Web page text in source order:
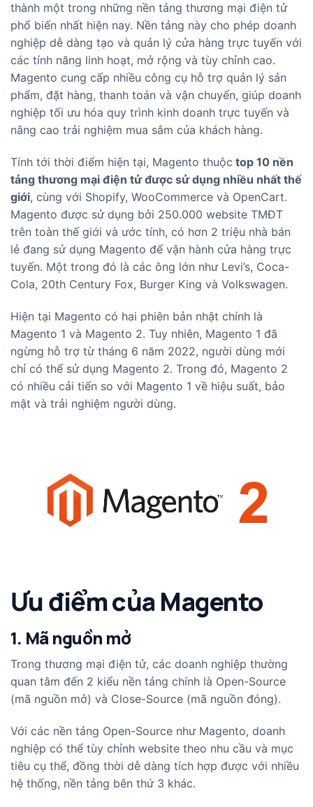
thành một trong những nền tảng thương mại điện tử
phổ biến nhất hiện nay. Nền tảng này cho phép doanh
nghiệp dễ dàng tạo và quản lý cửa hàng trực tuyến với
các tính năng linh hoạt, mở rộng và tùy chỉnh cao.
Magento cung cấp nhiều công cụ hỗ trợ quản lý sản
phẩm, đặt hàng, thanh toán và vận chuyển, giúp doanh
nghiệp tối ưu hóa quy trình kinh doanh trực tuyến và
nâng cao trải nghiệm mua sắm của khách hàng.
Tính tới thời điểm hiện tại, Magento thuộc top 10 nền
tảng thương mại điện tử được sử dụng nhiều nhất thế
giới, cùng với Shopify, WooCommerce và OpenCart.
Magento được sử dụng bởi 250.000 website TMĐT
trên toàn thế giới và ước tính, có hơn 2 triệu nhà bán
lẻ đang sử dụng Magento để vận hành cửa hàng trực
tuyến. Một trong đó là các ông lớn như Levi’s, Coca-
Cola, 20th Century Fox, Burger King và Volkswagen.
Hiện tại Magento có hai phiên bản nhật chính là
Magento 1 và Magento 2. Tuy nhiên, Magento 1 đã
ngừng hỗ trợ từ tháng 6 năm 2022, người dùng mới
chỉ có thể sử dụng Magento 2. Trong đó, Magento 2
có nhiều cải tiến so với Magento 1 về hiệu suất, bảo
mật và trải nghiệm người dùng.
Ưu điểm của Magento
1. Mã nguồn mở
Trong thương mại điện tử, các doanh nghiệp thường
quan tâm đến 2 kiểu nền tảng chính là Open-Source
(mã nguồn mở) và Close-Source (mã nguồn đóng).
Với các nền tảng Open-Source như Magento, doanh
nghiệp có thể tùy chỉnh website theo nhu cầu và mục
tiêu cụ thể, đồng thời dễ dàng tích hợp được với nhiều
hệ thống, nền tảng bên thứ 3 khác.